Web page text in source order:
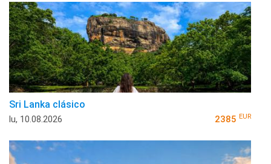
Sri Lanka clásico
lu, 10.08.2026 2385 EUR